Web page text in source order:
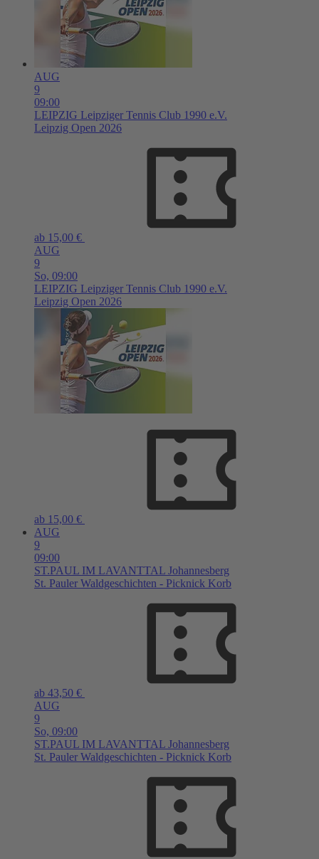
AUG
9
09:00
LEIPZIG Leipziger Tennis Club 1990 e.V.
Leipzig Open 2026
ab 15,00 €
AUG
9
So, 09:00
LEIPZIG Leipziger Tennis Club 1990 e.V.
Leipzig Open 2026
ab 15,00 €
AUG
9
09:00
ST.PAUL IM LAVANTTAL Johannesberg
St. Pauler Waldgeschichten - Picknick Korb
ab 43,50 €
AUG
9
So, 09:00
ST.PAUL IM LAVANTTAL Johannesberg
St. Pauler Waldgeschichten - Picknick Korb